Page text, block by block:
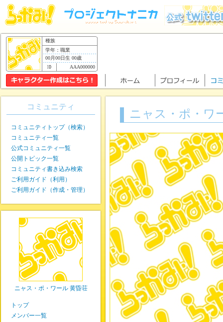
種族
学年：職業
00月00日生 00歳
AAA000000
ニャス・ポ・ワ
コミュニティ
コミュニティトップ（検索）
コミュニティ一覧
公式コミュニティ一覧
公開トピック一覧
コミュニティ書き込み検索
ご利用ガイド（利用）
ご利用ガイド（作成・管理）
ニャス・ポ・ワール 黄昏荘
トップ
メンバー一覧